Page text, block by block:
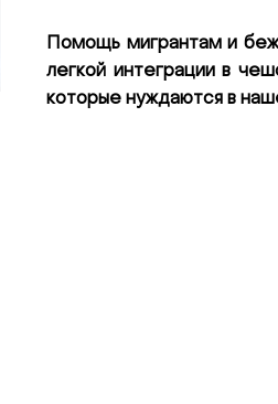
Помощь мигрантам и
легкой интеграции в
которые нуждаются в